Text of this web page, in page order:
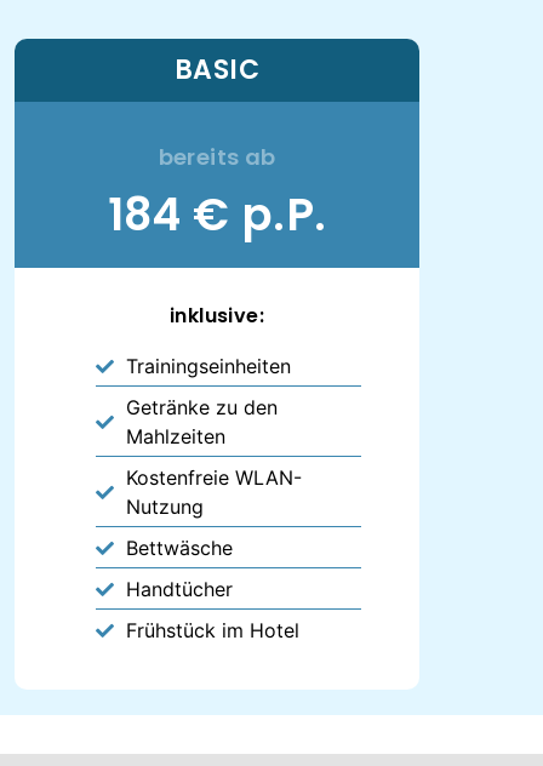
BASIC
bereits ab
184 € p.P.
inklusive:
Trainingseinheiten
Getränke zu den
Mahlzeiten
Kostenfreie WLAN-
Nutzung
Bettwäsche
Handtücher
Frühstück im Hotel